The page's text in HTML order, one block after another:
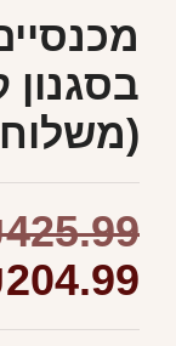
בסגנון
425.99
204.99